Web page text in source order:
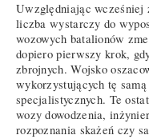
Uwzględniając wcześniej
liczba wystarczy do
wozowych batalionów
dopiero pierwszy krok,
zbrojnych. Wojsko
wykorzystujących tę
specjalistycznych. Te
wozy dowodzenia,
rozpoznania skażeń czy